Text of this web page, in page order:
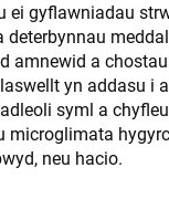
gyflawniadau
amnewid a
yn addasu
syml a
neu hacio.